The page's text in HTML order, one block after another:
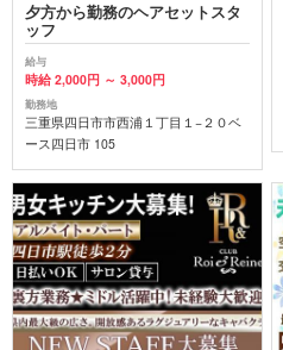
夕方から勤務のヘアセットスタ
ッフ
給与
時給 2,000円 ～ 3,000円
勤務地
三重県四日市市西浦１丁目１−２０ベ
ース四日市 105